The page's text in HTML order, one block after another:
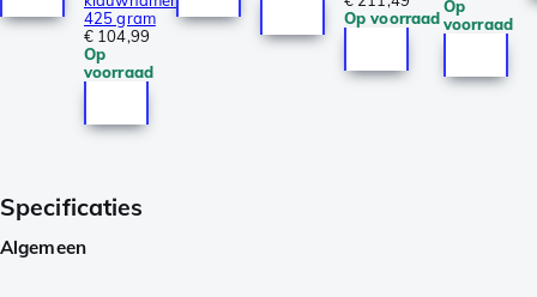
425 gram
€ 104,99
Op
voorraad
Op voorraad
Op
voorraad
Specificaties
Algemeen